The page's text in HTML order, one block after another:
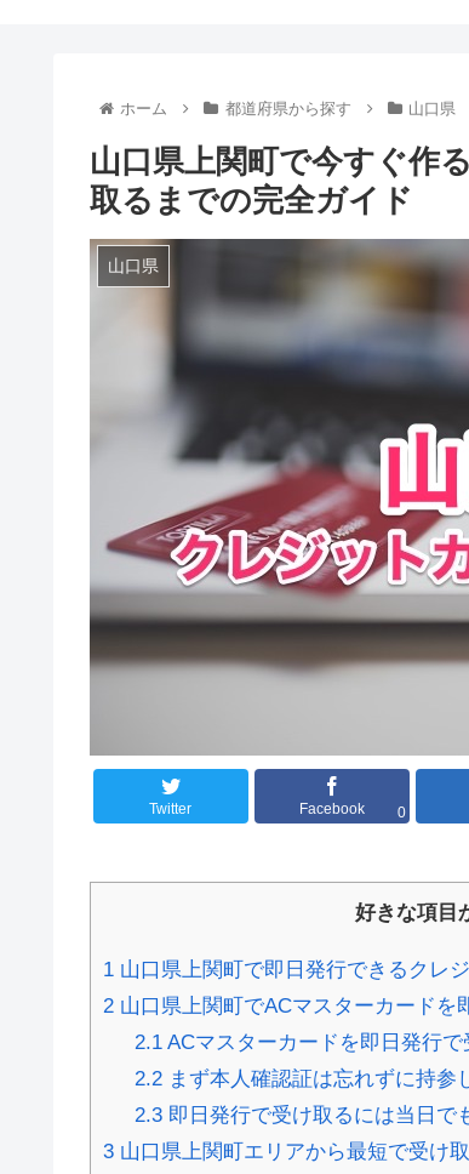
ホーム 都道府県から探す 山口県
山口県上関町で今すぐ作
取るまでの完全ガイド
山口県
Twitter Facebook 0
好きな項目
1 山口県上関町で即日発行できるクレ
2 山口県上関町でACマスターカードを
2.1ACマスターカードを即日発行で
2.2まず本人確認証は忘れずに持参
2.3即日発行で受け取るには当日で
3 山口県上関町エリアから最短で受け